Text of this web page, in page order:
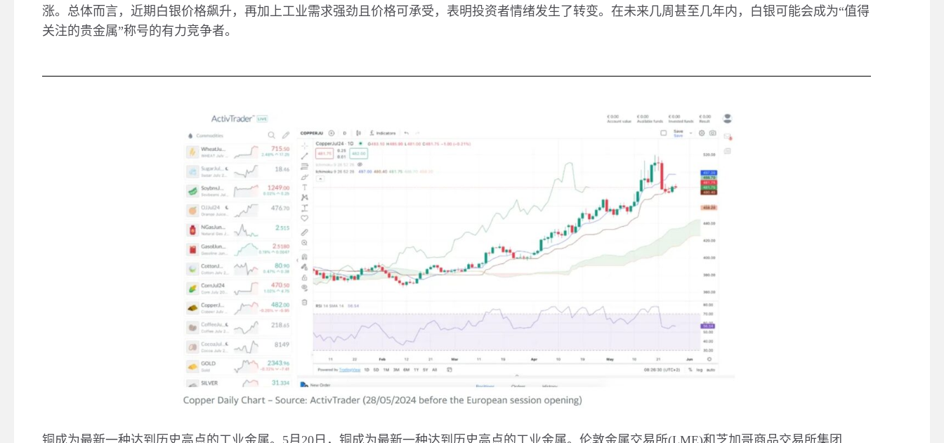
涨。总体而言，近期白银价格飙升，再加上工业需求强劲且价格可承受，表明投资者情绪发生了转变。在未来几周甚至几年内，白银可能会成为“值得
关注的贵金属”称号的有力竞争者。
铜成为最新一种达到历史高点的工业金属。 5月 20 日，铜成为最新一种达到历史高点的工业金属。伦敦金属交易所(LME)和芝加哥商品交易所集团